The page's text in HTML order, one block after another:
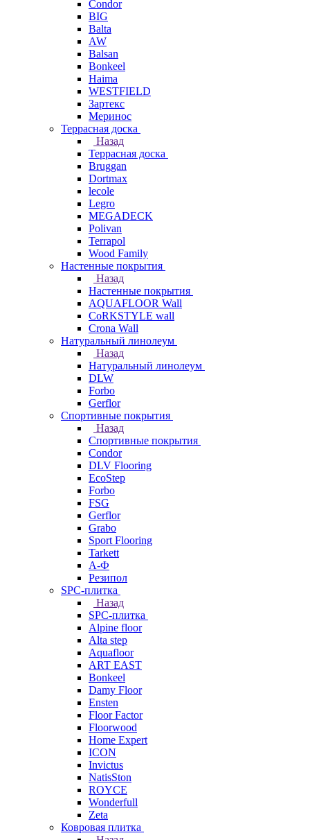
Condor
BIG
Balta
AW
Balsan
Bonkeel
Haima
WESTFIELD
Зартекс
Меринос
Террасная доска
Назад
Террасная доска
Bruggan
Dortmax
lecole
Legro
MEGADECK
Polivan
Terrapol
Wood Family
Настенные покрытия
Назад
Настенные покрытия
AQUAFLOOR Wall
CoRKSTYLE wall
Crona Wall
Натуральный линолеум
Назад
Натуральный линолеум
DLW
Forbo
Gerflor
Спортивные покрытия
Назад
Спортивные покрытия
Condor
DLV Flooring
EcoStep
Forbo
FSG
Gerflor
Grabo
Sport Flooring
Tarkett
А-Ф
Резипол
SPC-плитка
Назад
SPC-плитка
Alpine floor
Alta step
Aquafloor
ART EAST
Bonkeel
Damy Floor
Ensten
Floor Factor
Floorwood
Home Expert
ICON
Invictus
NatisSton
ROYCE
Wonderfull
Zeta
Ковровая плитка